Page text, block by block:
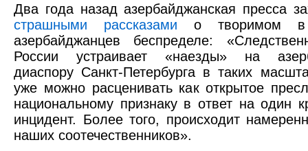
Два года назад азербайджанская пресса
страшными рассказами о творимом в
азербайджанцев беспределе:
России устраивает «наезды» на
диаспору Санкт-Петербурга в таких
уже можно расценивать как открытое
национальному признаку в ответ на один
инцидент. Более того, происходит
наших соотечественников».